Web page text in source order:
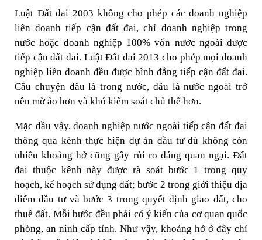
Luật Đất đai 2003 không cho phép các doanh nghiệp
liên doanh tiếp cận đất đai, chỉ doanh nghiệp trong
nước hoặc doanh nghiệp 100% vốn nước ngoài được
tiếp cận đất đai. Luật Đất đai 2013 cho phép mọi doanh
nghiệp liên doanh đều được bình đẳng tiếp cận đất đai.
Câu chuyện đâu là trong nước, đâu là nước ngoài trở
nên mờ ảo hơn và khó kiểm soát chủ thể hơn.
Mặc dầu vậy, doanh nghiệp nước ngoài tiếp cận đất đai
thông qua kênh thực hiện dự án đầu tư dù không còn
nhiều khoảng hở cũng gây rủi ro đáng quan ngại. Đất
đai thuộc kênh này được rà soát bước 1 trong quy
hoạch, kế hoạch sử dụng đất; bước 2 trong giới thiệu địa
điểm đầu tư và bước 3 trong quyết định giao đất, cho
thuê đất. Mỗi bước đều phải có ý kiến của cơ quan quốc
phòng, an ninh cấp tỉnh. Như vậy, khoảng hở ở đây chỉ